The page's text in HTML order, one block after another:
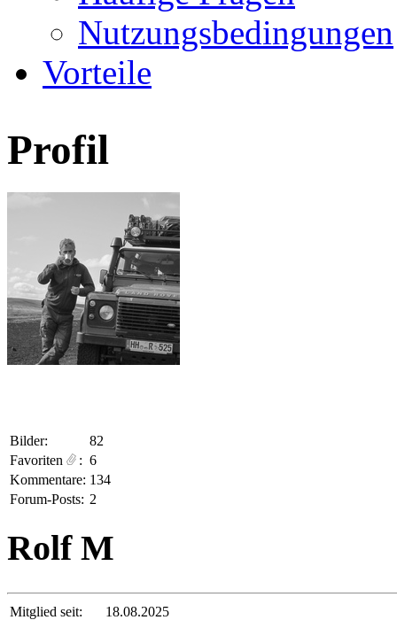
Nutzungsbedingungen
Vorteile
Profil
Bilder:
82
Favoriten
: 6
Kommentare: 134
Forum-Posts: 2
Rolf M
Mitglied seit:
18.08.2025